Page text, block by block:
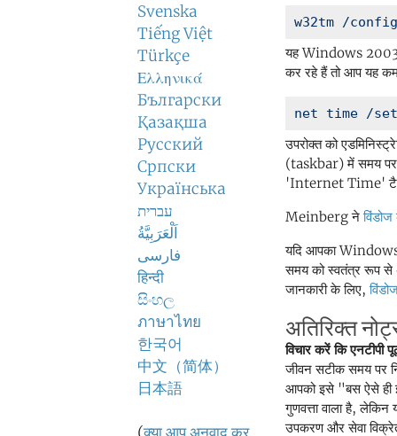
Svenska
Tiếng Việt
Türkçe
Ελληνικά
Български
Қазақша
Русский
Српски
Українська
עברית
اَلْعَرَبِيَّةُ
فارسی
हिन्दी
සිංහල
ภาษาไทย
한국어
中文（简体）
日本語
यह Windows 2003
कर रहे हैं तो आप यह
उपरोक्त को
(taskbar) में समय
'Internet Time' टैब
Meinberg ने
यदि आपका
समय को स्वतंत्र रूप
जानकारी के लिए,
अतिरिक्त
विचार करें कि
जीवन सटीक समय पर
आपको इसे "बस ऐसे ही
गुणवत्ता वाला है, लेकिन
उपकरण और सेवा